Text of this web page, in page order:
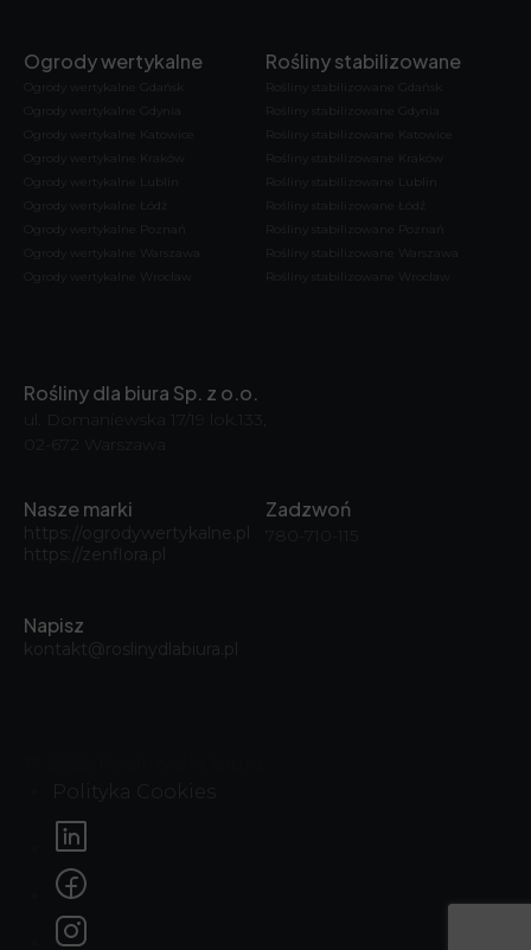
Ogrody wertykalne
Ogrody wertykalne Gdańsk
Ogrody wertykalne Gdynia
Ogrody wertykalne Katowice
Ogrody wertykalne Kraków
Ogrody wertykalne Lublin
Ogrody wertykalne Łódź
Ogrody wertykalne Poznań
Ogrody wertykalne Warszawa
Ogrody wertykalne Wrocław
Rośliny stabilizowane
Rośliny stabilizowane Gdańsk
Rośliny stabilizowane Gdynia
Rośliny stabilizowane Katowice
Rośliny stabilizowane Kraków
Rośliny stabilizowane Lublin
Rośliny stabilizowane Łódź
Rośliny stabilizowane Poznań
Rośliny stabilizowane Warszawa
Rośliny stabilizowane Wrocław
Rośliny dla biura Sp. z o.o.
ul. Domaniewska 17/19 lok.133,
02-672 Warszawa
Nasze marki
https://ogrodywertykalne.pl
https://zenflora.pl
Zadzwoń
780-710-115
Napisz
kontakt@roslinydlabiura.pl
Polityka Cookies